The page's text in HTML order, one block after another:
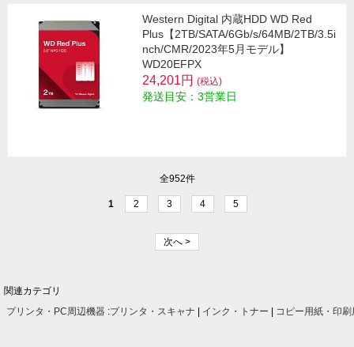
Western Digital 内蔵HDD WD Red
Plus【2TB/SATA/6Gb/s/64MB/2TB/3.5i
nch/CMR/2023年5月モデル】
WD20EFPX
24,201円 (税込)
発送目安：3営業日
全952件
1 2 3 4 5
次へ >
関連カテゴリ
プリンタ・PC周辺機器 :プリンタ・スキャナ インク・トナー コピー用紙・印刷